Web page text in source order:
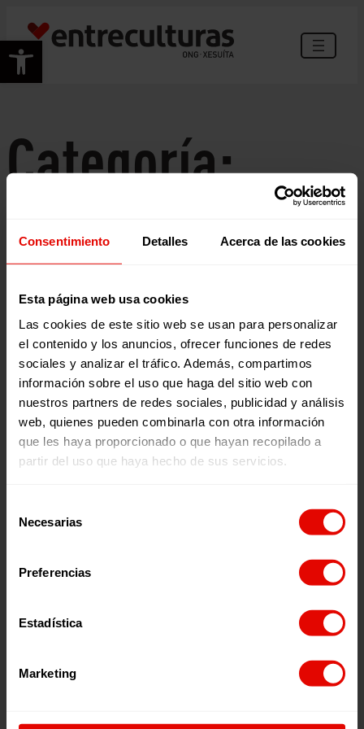
Consentimiento Detalles Acerca de las cookies
Esta página web usa cookies
Las cookies de este sitio web se usan para personalizar
el contenido y los anuncios, ofrecer funciones de redes
sociales y analizar el tráfico. Además, compartimos
información sobre el uso que haga del sitio web con
nuestros partners de redes sociales, publicidad y análisis
web, quienes pueden combinarla con otra información
que les haya proporcionado o que hayan recopilado a
partir del uso que haya hecho de sus servicios.
Necesarias
Preferencias
Estadística
Marketing
Abrir barra de ferramentas
contido
Categoría:
Memorias
C/ Maldonado, 1. Piso 3.
28006 – Madrid
Tel. 91 590 26 72
noticias@entreculturas.org
Facebook
X YouTube
Instagram
LinkedIn
Bluesky
Preme